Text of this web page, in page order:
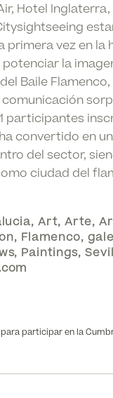
Hotel
primera vez en
la
Baile
participantes
convertido en
del sector,
ciudad del
,Art,Arte,
, Flamenco,
, Paintings,